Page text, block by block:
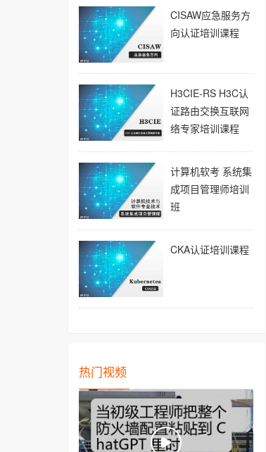
CISAW应急服务方
向认证培训课程
H3CIE-RS H3C认
证路由交换互联网
络专家培训课程
计算机软考 系统集
成项目管理师培训
班
CKA认证培训课程
热门视频